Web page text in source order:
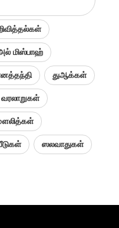
மிஸ்பாஹ்
துஆக்கள்
ஸலவாதுகள்